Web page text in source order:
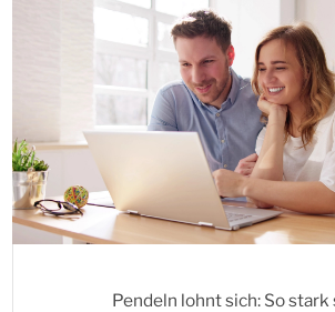
Pendeln lohnt sich: So stark